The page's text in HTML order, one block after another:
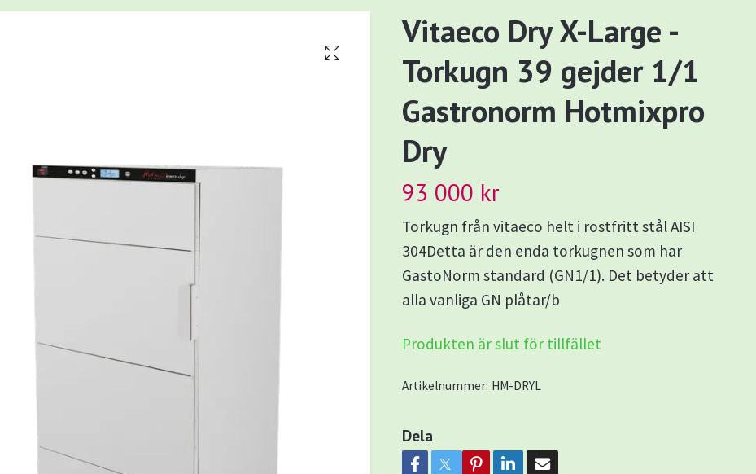
Vitaeco Dry X-Large -
Torkugn 39 gejder 1/1
Gastronorm Hotmixpro
Dry
93 000 kr
Torkugn från vitaeco helt i rostfritt stål AISI
304Detta är den enda torkugnen som har
GastoNorm standard (GN1/1). Det betyder att
alla vanliga GN plåtar/b
Produkten är slut för tillfället
Artikelnummer: HM-DRYL
Dela